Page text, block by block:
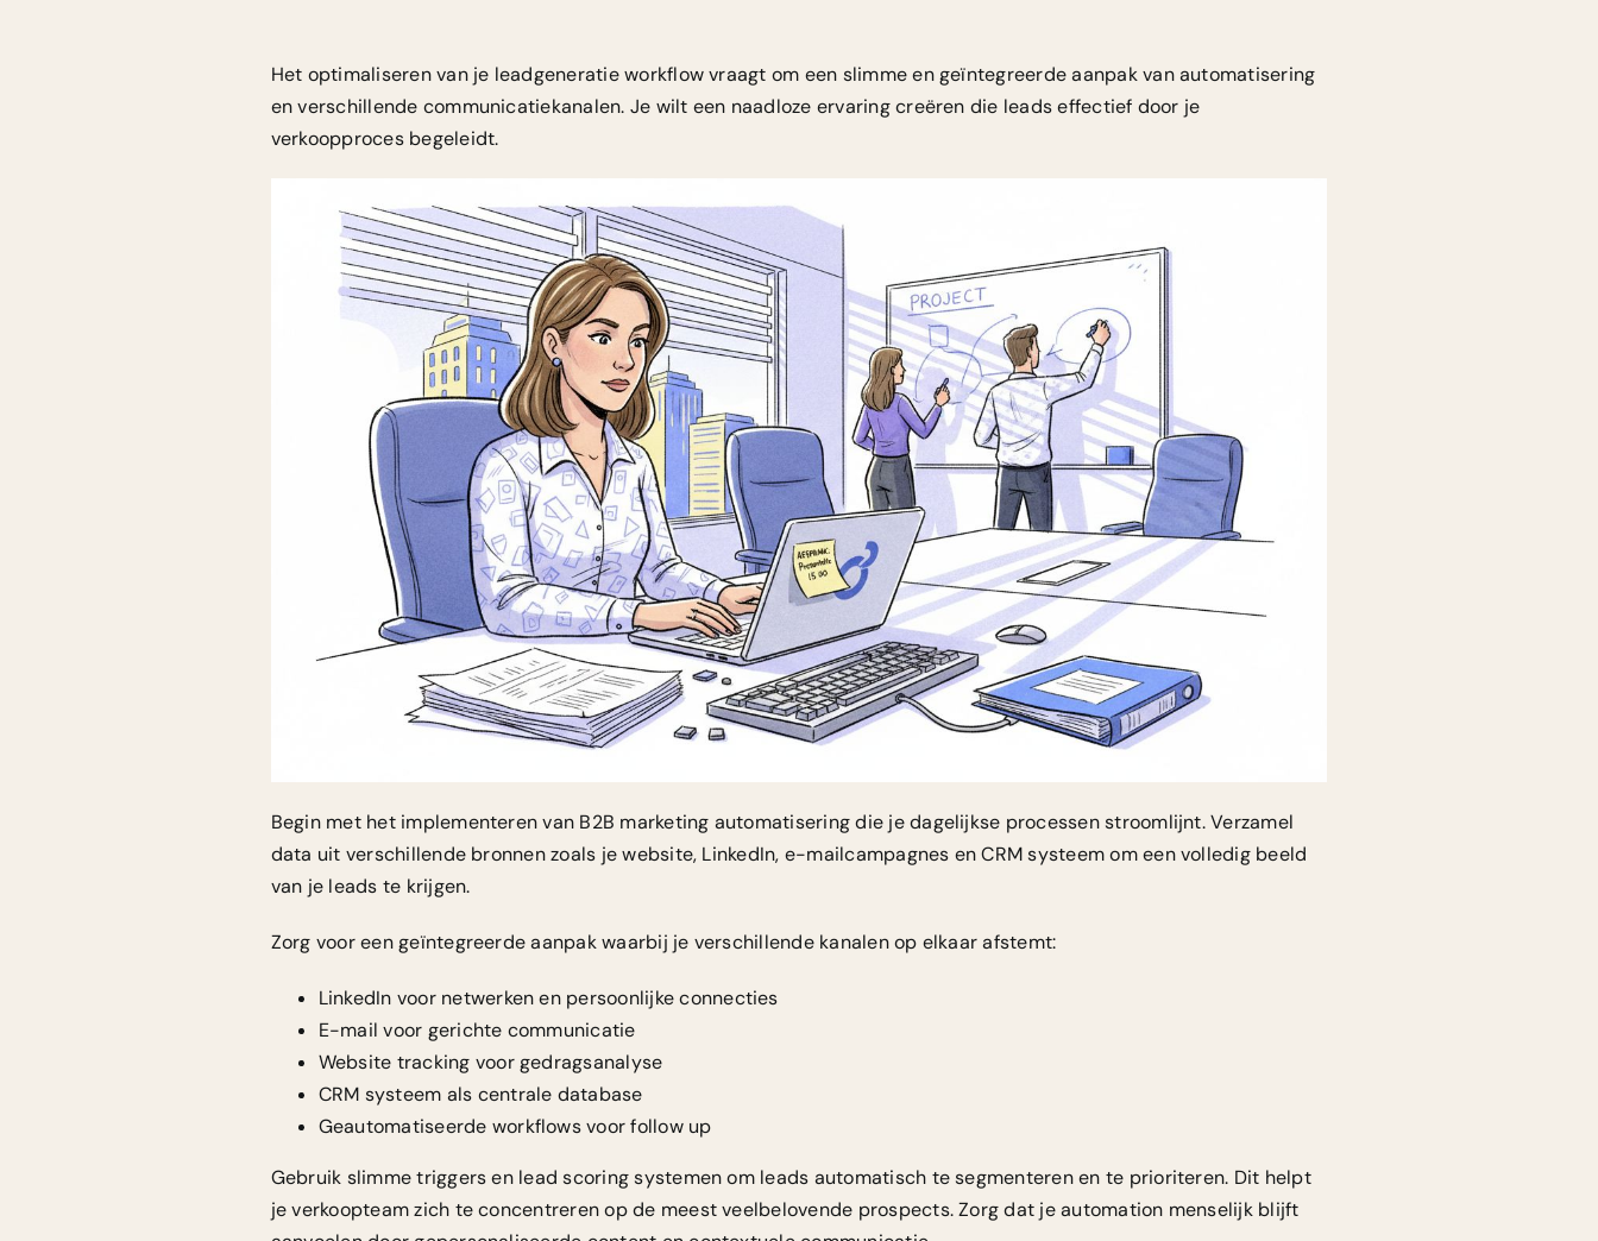
Het optimaliseren van je leadgeneratie workflow vraagt om een slimme en geïntegreerde aanpak van automatisering
en verschillende communicatiekanalen. Je wilt een naadloze ervaring creëren die leads effectief door je
verkoopproces begeleidt.
Begin met het implementeren van B2B marketing automatiseringdie je dagelijkse processen stroomlijnt. Verzamel
data uit verschillende bronnen zoals je website, LinkedIn, e-mailcampagnes en CRM systeem om een volledig beeld
van je leads te krijgen.
Zorg voor een geïntegreerde aanpak waarbij je verschillende kanalen op elkaar afstemt:
LinkedIn voor netwerken en persoonlijke connecties
E-mail voor gerichte communicatie
Website tracking voor gedragsanalyse
CRM systeem als centrale database
Geautomatiseerde workflows voor follow up
Gebruik slimme triggers en lead scoring systemen om leads automatisch te segmenteren en te prioriteren. Dit helpt
je verkoopteam zich te concentreren op de meest veelbelovende prospects. Zorg dat je automation menselijk blijft